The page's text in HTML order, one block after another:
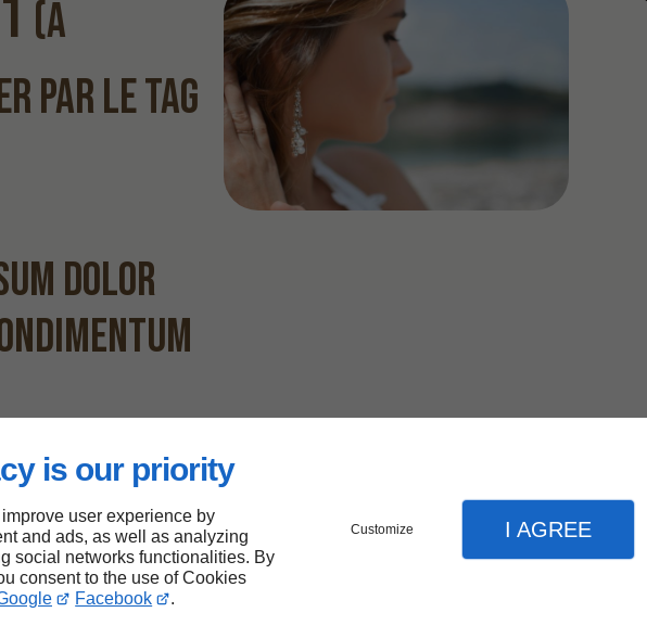
is our priority
user experience by
and ads, as well as analyzing
social networks functionalities. By
consent to the use of Cookies
Facebook .
Customize I AGREE
(à
par le tag
dolor
sit amet,
elit. Proin vel
tortor
libero.
erat vitae varius.
ut leo mollis